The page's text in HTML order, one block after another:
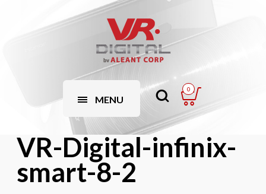
MENU
0
VR-Digital-infinix-
smart-8-2